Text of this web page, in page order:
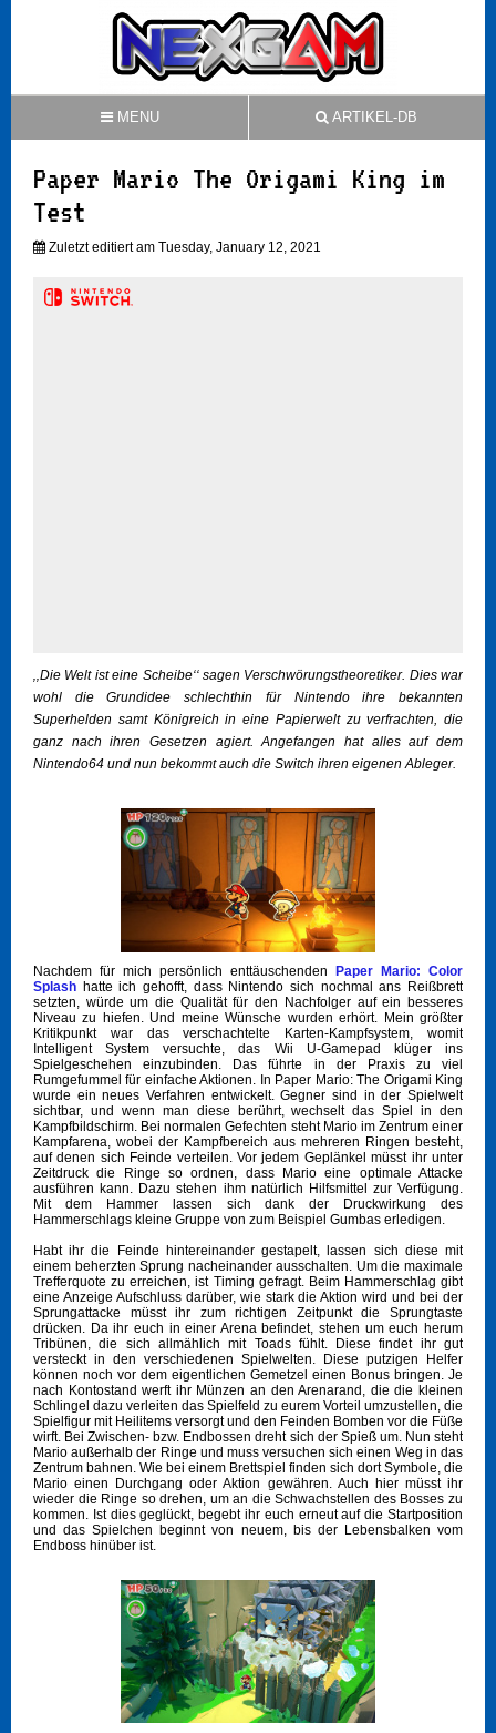
MENU ARTIKEL-DB
Paper Mario The Origami King im
Test
Zuletzt editiert am Tuesday, January 12, 2021
‚‚Die Welt ist eine Scheibe‘‘ sagen Verschwörungstheoretiker. Dies war
wohl die Grundidee schlechthin für Nintendo ihre bekannten
Superhelden samt Königreich in eine Papierwelt zu verfrachten, die
ganz nach ihren Gesetzen agiert. Angefangen hat alles auf dem
Nintendo64 und nun bekommt auch die Switch ihren eigenen Ableger.
Nachdem für mich persönlich enttäuschenden Paper Mario: Color
Splash hatte ich gehofft, dass Nintendo sich nochmal ans Reißbrett
setzten, würde um die Qualität für den Nachfolger auf ein besseres
Niveau zu hiefen. Und meine Wünsche wurden erhört. Mein größter
Kritikpunkt war das verschachtelte Karten-Kampfsystem, womit
Intelligent System versuchte, das Wii U-Gamepad klüger ins
Spielgeschehen einzubinden. Das führte in der Praxis zu viel
Rumgefummel für einfache Aktionen. In Paper Mario: The Origami King
wurde ein neues Verfahren entwickelt. Gegner sind in der Spielwelt
sichtbar, und wenn man diese berührt, wechselt das Spiel in den
Kampfbildschirm. Bei normalen Gefechten steht Mario im Zentrum einer
Kampfarena, wobei der Kampfbereich aus mehreren Ringen besteht,
auf denen sich Feinde verteilen. Vor jedem Geplänkel müsst ihr unter
Zeitdruck die Ringe so ordnen, dass Mario eine optimale Attacke
ausführen kann. Dazu stehen ihm natürlich Hilfsmittel zur Verfügung.
Mit dem Hammer lassen sich dank der Druckwirkung des
Hammerschlags kleine Gruppe von zum Beispiel Gumbas erledigen.
Habt ihr die Feinde hintereinander gestapelt, lassen sich diese mit
einem beherzten Sprung nacheinander ausschalten. Um die maximale
Trefferquote zu erreichen, ist Timing gefragt. Beim Hammerschlag gibt
eine Anzeige Aufschluss darüber, wie stark die Aktion wird und bei der
Sprungattacke müsst ihr zum richtigen Zeitpunkt die Sprungtaste
drücken. Da ihr euch in einer Arena befindet, stehen um euch herum
Tribünen, die sich allmählich mit Toads fühlt. Diese findet ihr gut
versteckt in den verschiedenen Spielwelten. Diese putzigen Helfer
können noch vor dem eigentlichen Gemetzel einen Bonus bringen. Je
nach Kontostand werft ihr Münzen an den Arenarand, die die kleinen
Schlingel dazu verleiten das Spielfeld zu eurem Vorteil umzustellen, die
Spielfigur mit Heilitems versorgt und den Feinden Bomben vor die Füße
wirft. Bei Zwischen- bzw. Endbossen dreht sich der Spieß um. Nun steht
Mario außerhalb der Ringe und muss versuchen sich einen Weg in das
Zentrum bahnen. Wie bei einem Brettspiel finden sich dort Symbole, die
Mario einen Durchgang oder Aktion gewähren. Auch hier müsst ihr
wieder die Ringe so drehen, um an die Schwachstellen des Bosses zu
kommen. Ist dies geglückt, begebt ihr euch erneut auf die Startposition
und das Spielchen beginnt von neuem, bis der Lebensbalken vom
Endboss hinüber ist.